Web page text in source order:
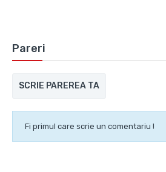
Pareri
SCRIE PAREREA TA
Fi primul care scrie un comentariu !